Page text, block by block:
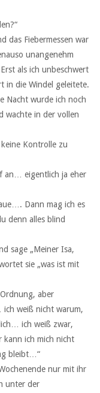
das Fiebermessen war
unangenehm
als ich unbeschwert
in die Windel geleitete.
Nacht wurde ich noch
wachte in der vollen
Kontrolle zu
an… eigentlich ja eher
Dann mag ich es
denn alles blind
sage „Meiner Isa,
sie „was ist mit
aber
weiß nicht warum,
ich weiß zwar,
kann ich mich nicht
bleibt…“
nur mit ihr
unter der